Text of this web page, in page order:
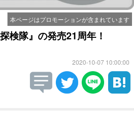
本ページはプロモーションが含まれています
検隊』の発売21周年！
2020-10-07 10:00:00